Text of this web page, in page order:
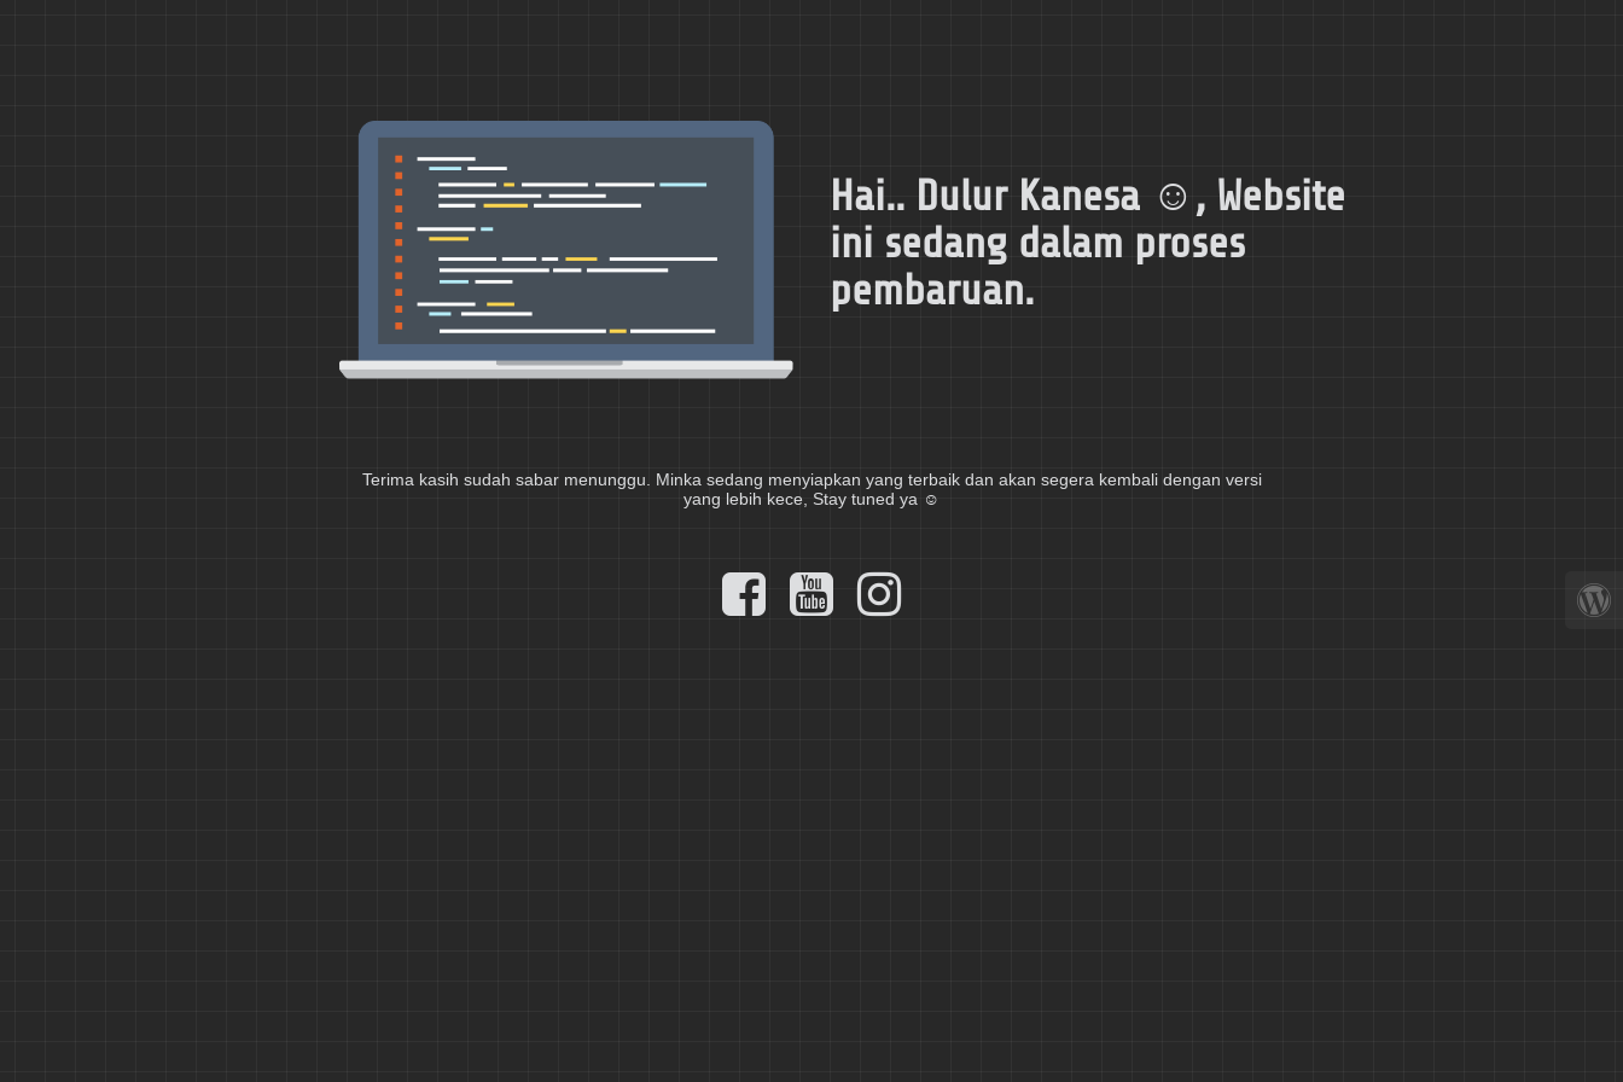
Hai.. Dulur Kanesa ☺️, Website
ini sedang dalam proses
pembaruan.
Terima kasih sudah sabar menunggu. Minka sedang menyiapkan yang terbaik dan akan segera kembali dengan versi
yang lebih kece, Stay tuned ya ☺️